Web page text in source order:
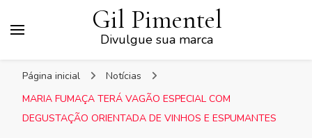
Gil Pimentel
Divulgue sua marca
Página inicial
Notícias
MARIA FUMAÇA TERÁ VAGÃO ESPECIAL COM
DEGUSTAÇÃO ORIENTADA DE VINHOS E ESPUMANTES